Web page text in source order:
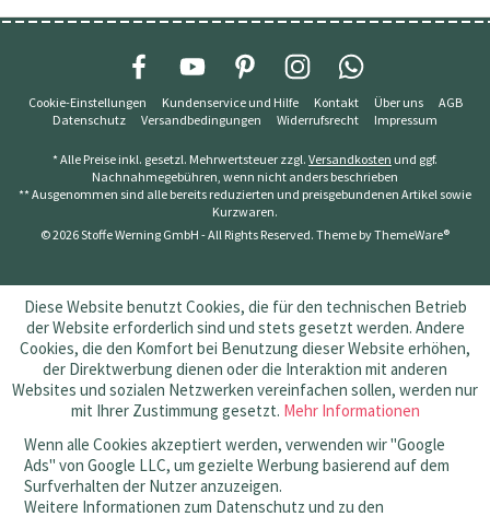
Cookie-Einstellungen Kundenservice und Hilfe Kontakt Über uns
AGB
Datenschutz
Versandbedingungen Widerrufsrecht Impressum
* Alle Preise inkl. gesetzl. Mehrwertsteuer zzgl. Versandkosten und ggf.
Nachnahmegebühren, wenn nicht anders beschrieben
** Ausgenommen sind alle bereits reduzierten und preisgebundenen Artikel sowie
Kurzwaren.
© 2026 Stoffe Werning GmbH - All Rights Reserved. Theme byThemeWare®
Diese Website benutzt Cookies, die für den technischen Betrieb
der Website erforderlich sind und stets gesetzt werden. Andere
Cookies, die den Komfort bei Benutzung dieser Website erhöhen,
der Direktwerbung dienen oder die Interaktion mit anderen
Websites und sozialen Netzwerken vereinfachen sollen, werden nur
mit Ihrer Zustimmung gesetzt. Mehr Informationen
Wenn alle Cookies akzeptiert werden, verwenden wir "Google
Ads" von Google LLC, um gezielte Werbung basierend auf dem
Surfverhalten der Nutzer anzuzeigen.
Weitere Informationen zum Datenschutz und zu den